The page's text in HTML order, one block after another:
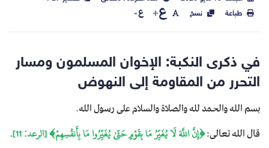
طباعة
نسخ ع ع
في ذكرى النكبة: الإخوان المسلمون ومسار
التحرر من المقاومة إلى النهوض
بسم الله والحمد لله والصلاة والسلام على رسول الله.
قال الله تعالى:​﴿إِنَّ اللَّهَ لَا يُغَيِّرُ مَا بِقَوْمٍ حَتّىٰ يُغَيِّرُوا مَا بِأَنفُسِهِمْ﴾ [الرعد: 11].